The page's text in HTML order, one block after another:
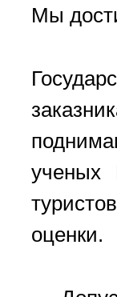
Мы
ученых
оценки.